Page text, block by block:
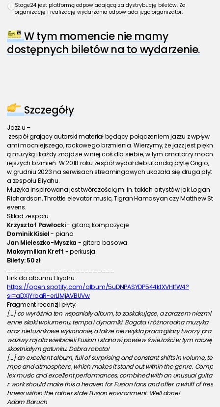
i Stage24 jest platformą odpowiadającą za dystrybucję biletów. Za
organizację i realizację wydarzenia odpowiada jego organizator.
W tym momencie nie mamy
dostępnych biletów na to wydarzenie.
Szczegóły
Jazz.u –
zespół grający autorski materiał będący połączeniem jazzu z wpływ
ami mocniejszego, rockowego brzmienia. Wierzymy, że jazz jest piękn
ą muzyką i każdy znajdzie w niej coś dla siebie, w tym amatorzy mocn
iejszych brzmień. W 2018 roku zespół wydał debiutancką płytę Grigio,
w grudniu 2023 na serwisach streamingowych ukazała się druga płyt
a zespołu Eliyahu.
Muzyka inspirowana jest twórczością m. in. takich artystów jak Logan
Richardson, Throttle elevator music, Tigran Hamasyan czy Matthew St
evens.
Skład zespołu:
Krzysztof Pawłocki - gitara, kompozycje
Dominik Kisiel - piano
Jan Mieleszko-Myszka - gitara basowa
Maksymilian Kreft - perkusja
Bilety: 50 zł
Link do albumu Eliyahu:
https://open.spotify.com/album/5uDNPASYDP544kfXVHIfW4?
si=aDXjYrbaR-erLlMjAVBUVw
Fragment recenzji płyty:
[...] co wyróżnia ten wspaniały album, to zaskakujące, a zarazem niezmi
enne skoki wolumenu, tempa i dynamiki. Bogata i różnorodna muzyka
oraz nietuzinkowe wykonanie, a także niezwykła praca gitary tworzy pra
wdziwy raj dla wielbicieli Fusion i stanowi powiew świeżości w tym raczej
skostniałym gatunku. Dobra robota!
[...] an excellent album, full of surprising and constant shifts in volume, te
mpo and atmosphere, which makes it stand out within the genre. Comp
lex music and excellent performances, combined with an unusual guita
r work should make this a heaven for Fusion fans and offer a whiff of fres
hness within the rather stale Fusion environment. Well done!
Adam Baruch